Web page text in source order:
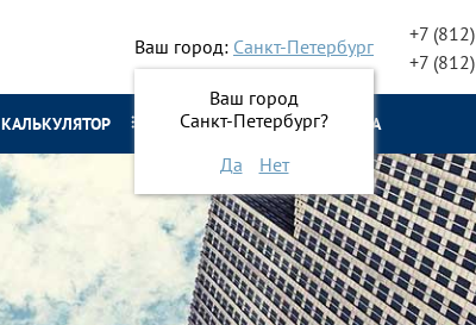
Ваш город: Санкт-Петербург
Ваш город
Санкт-Петербург?
Да
Нет
+7 (812)
+7 (812)
КАЛЬКУЛЯТОР О НАС ОНЛАЙН ЗАЯВКА